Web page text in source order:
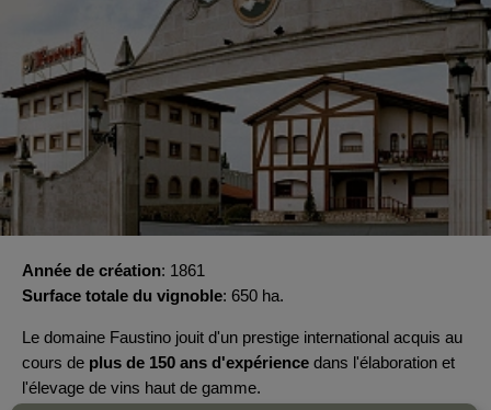
Année de création 1861
Surface totale du vignoble 650 ha.
Le domaine Faustino jouit d'un prestige international acquis au
cours de plus de 150 ans d'expérience dans l'élaboration et
l'élevage de vins haut de gamme.